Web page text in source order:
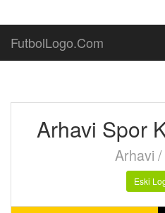
FutbolLogo.Com
Arhavi Spor
Arhavi
Eski